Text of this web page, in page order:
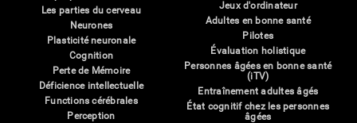
Les parties du cerveau
Neurones
Plasticité neuronale
Cognition
Perte de Mémoire
Déficience intellectuelle
Functions cérébrales
Perception
Jeux d'ordinateur
Adultes en bonne santé
Pilotes
Évaluation holistique
Personnes âgées en bonne santé
(iTV)
Entraînement adultes âgés
État cognitif chez les personnes
âgées